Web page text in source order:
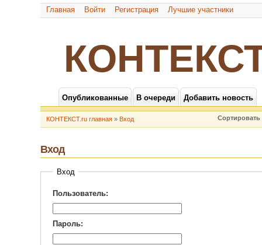
Главная Войти Регистрация Лучшие участники
Опубликованные В очереди Добавить новость
КОНТЕКСТ.ru главная » Вход
Вход
Вход
Пользователь:
Пароль: